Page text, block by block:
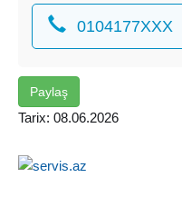
0104177XXX
Paylaş
Tarix: 08.06.2026